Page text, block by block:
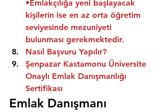
•Emlakçılığa yeni başlayacak
kişilerin ise en az orta öğretim
seviyesinde mezuniyeti
bulunması gerekmektedir.
Nasıl Başvuru Yapılır?
Şenpazar Kastamonu Üniversite
Onaylı Emlak Danışmanlığı
Sertifikası
Emlak Danışmanı